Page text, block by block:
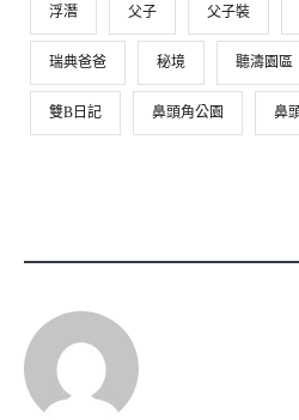
浮潛 父子 父子裝
瑞典爸爸 秘境 聽濤園區
雙B日記 鼻頭角公園 鼻